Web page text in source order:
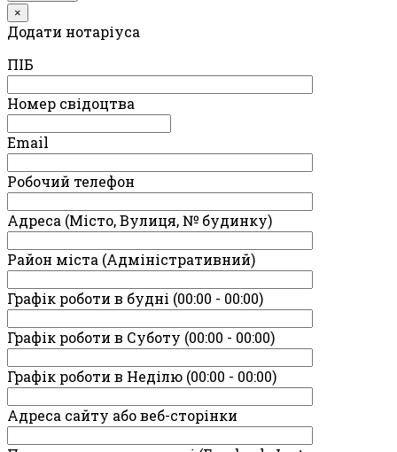
×
Додати нотаріуса
ПIБ
Номер свідоцтва
Email
Робочий телефон
Адреса (Місто, Вулиця, № будинку)
Район міста (Адміністративний)
Графік роботи в будні (00:00 - 00:00)
Графік роботи в Суботу (00:00 - 00:00)
Графік роботи в Неділю (00:00 - 00:00)
Адреса сайту або веб-сторінки